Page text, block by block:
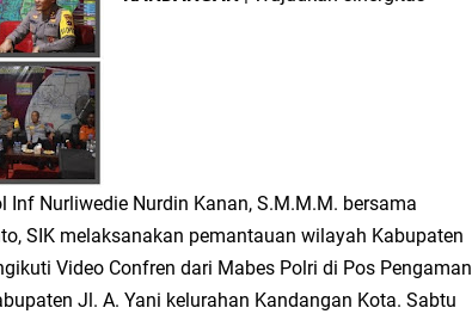
Nurliwedie Nurdin Kanan, S.M.M.M. bersama
SIK melaksanakan pemantauan wilayah Kabupaten
Video Confren dari Mabes Polri di Pos Pengaman
Jl. A. Yani kelurahan Kandangan Kota. Sabtu